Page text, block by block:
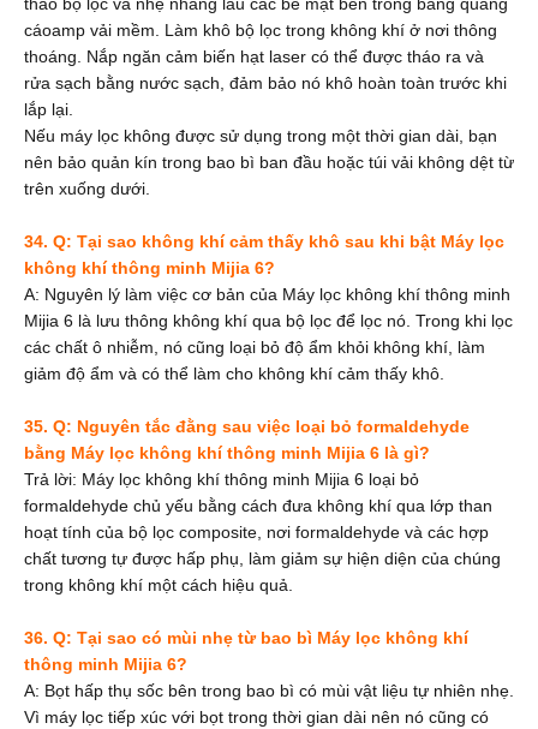
cáoamp vải mềm. Làm khô bộ lọc trong không khí ở nơi thông
thoáng. Nắp ngăn cảm biến hạt laser có thể được tháo ra và
rửa sạch bằng nước sạch, đảm bảo nó khô hoàn toàn trước khi
lắp lại.
Nếu máy lọc không được sử dụng trong một thời gian dài, bạn
nên bảo quản kín trong bao bì ban đầu hoặc túi vải không dệt từ
trên xuống dưới.
34. Q: Tại sao không khí cảm thấy khô sau khi bật Máy lọc
không khí thông minh Mijia 6?
A: Nguyên lý làm việc cơ bản của Máy lọc không khí thông minh
Mijia 6 là lưu thông không khí qua bộ lọc để lọc nó. Trong khi lọc
các chất ô nhiễm, nó cũng loại bỏ độ ẩm khỏi không khí, làm
giảm độ ẩm và có thể làm cho không khí cảm thấy khô.
35. Q: Nguyên tắc đằng sau việc loại bỏ formaldehyde
bằng Máy lọc không khí thông minh Mijia 6 là gì?
Trả lời: Máy lọc không khí thông minh Mijia 6 loại bỏ
formaldehyde chủ yếu bằng cách đưa không khí qua lớp than
hoạt tính của bộ lọc composite, nơi formaldehyde và các hợp
chất tương tự được hấp phụ, làm giảm sự hiện diện của chúng
trong không khí một cách hiệu quả.
36. Q: Tại sao có mùi nhẹ từ bao bì Máy lọc không khí
thông minh Mijia 6?
A: Bọt hấp thụ sốc bên trong bao bì có mùi vật liệu tự nhiên nhẹ.
Vì máy lọc tiếp xúc với bọt trong thời gian dài nên nó cũng có